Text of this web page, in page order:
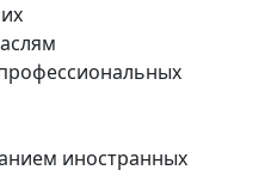
иностранных